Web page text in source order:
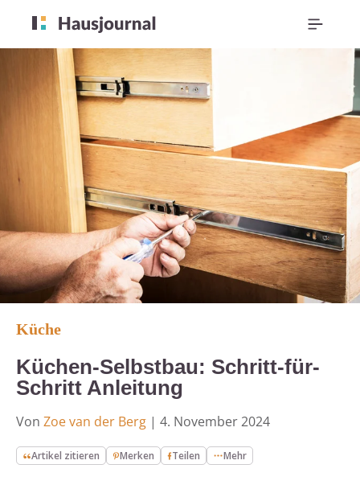
Küche
Küchen-Selbstbau: Schritt-für-
Schritt Anleitung
Von Zoe van der Berg | 4. November 2024
Artikel zitieren Merken Teilen Mehr